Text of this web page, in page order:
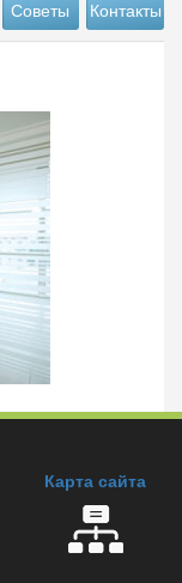
Советы Контакты
Карта сайта